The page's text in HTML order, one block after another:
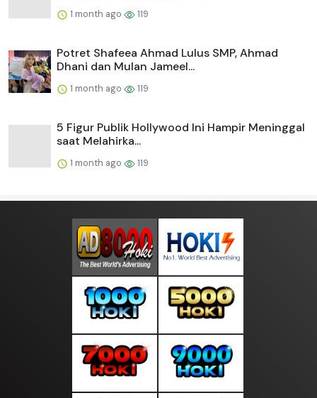
1 month ago 119
Potret Shafeea Ahmad Lulus SMP, Ahmad
Dhani dan Mulan Jameel...
1 month ago 119
5 Figur Publik Hollywood Ini Hampir Meninggal
saat Melahirka...
1 month ago 119